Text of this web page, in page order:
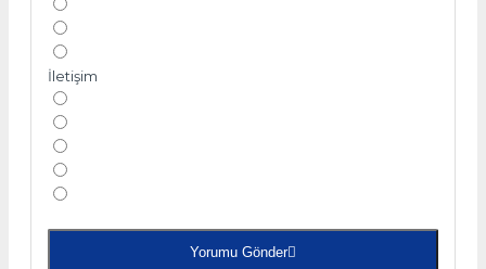
İletişim
Yorumu Gönder